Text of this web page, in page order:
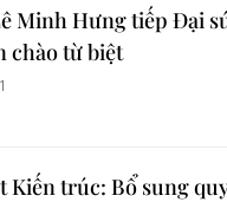
Minh Hưng tiếp Đại
chào từ biệt
Kiến trúc: Bổ sung